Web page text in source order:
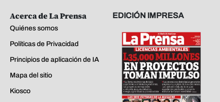
Acerca de La Prensa
Quiénes somos
Políticas de Privacidad
Principios de aplicación de IA
Mapa del sitio
Kiosco
EDICIÓN IMPRESA